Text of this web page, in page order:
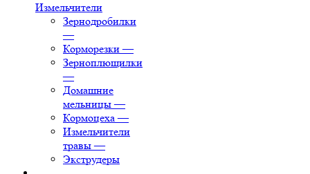
Измельчители
Зернодробилки
—
Корморезки —
Зерноплющилки
—
Домашние
мельницы —
Кормоцеха —
Измельчители
травы —
Экструдеры